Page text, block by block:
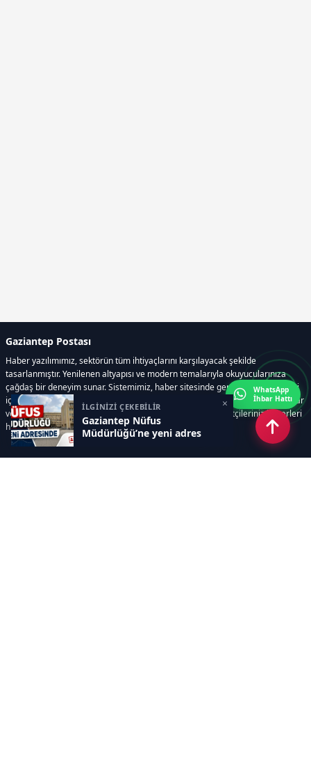
İLGİNİZİ ÇEKEBİLİR
Gaziantep Nüfus
Müdürlüğü’ne yeni adres
×
Gaziantep Postası
Haber yazılımımız, sektörün tüm ihtiyaçlarını karşılayacak şekilde
tasarlanmıştır. Yenilenen altyapısı ve modern temalarıyla okuyucularınıza
çağdaş bir deneyim sunar. Sistemimiz, haber sitesinde gerekli tüm modülleri
içerir. Siz içerik üretmeye odaklanırken, yazılımımız zamandan tasarruf sağlar
ve süreçlerinizi kolaylaştırır. Etkili arayüzü sayesinde ziyaretçileriniz haberleri
hızlı ve keyifle takip edebilir.
WhatsApp
İhbar Hattı